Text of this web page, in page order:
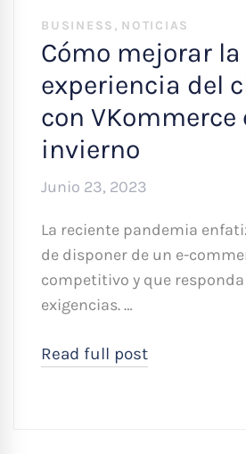
BUSINESS , NOTICIAS
Cómo mejorar la
experiencia del
con VKommerce
invierno
Junio 23, 2023
La reciente pandemia
de disponer de un e-
competitivo y que
exigencias. …
Read full post